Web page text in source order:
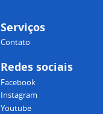
Serviços
Contato
Redes sociais
Facebook
Instagram
Youtube